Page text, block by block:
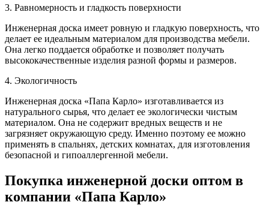
3. Равномерность и гладкость поверхности
Инженерная доска имеет ровную и гладкую поверхность, что
делает ее идеальным материалом для производства мебели.
Она легко поддается обработке и позволяет получать
высококачественные изделия разной формы и размеров.
4. Экологичность
Инженерная доска «Папа Карло» изготавливается из
натурального сырья, что делает ее экологически чистым
материалом. Она не содержит вредных веществ и не
загрязняет окружающую среду. Именно поэтому ее можно
применять в спальнях, детских комнатах, для изготовления
безопасной и гипоаллергенной мебели.
Покупка инженерной доски оптом в
компании «Папа Карло»